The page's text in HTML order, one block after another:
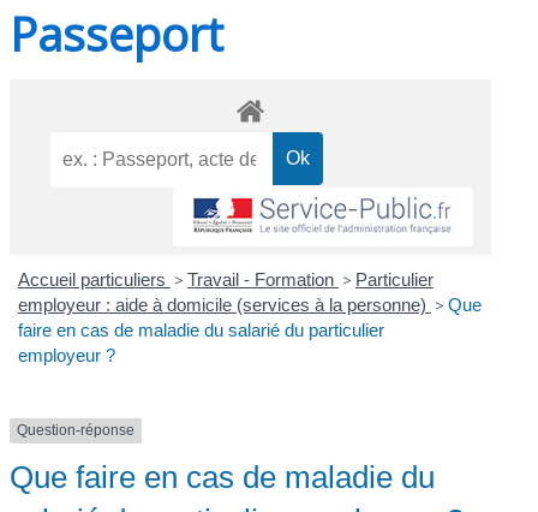
Passeport
Accueil particuliers > Travail - Formation > Particulier
employeur : aide à domicile (services à la personne) > Que
faire en cas de maladie du salarié du particulier
employeur ?
Question-réponse
Que faire en cas de maladie du